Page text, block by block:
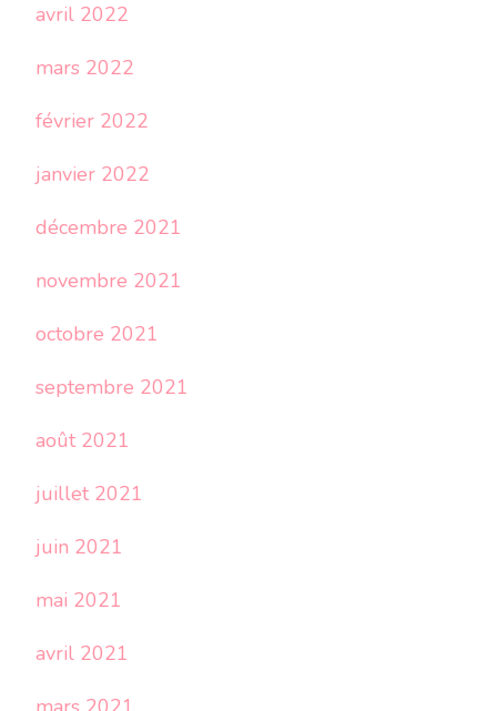
avril 2022
mars 2022
février 2022
janvier 2022
décembre 2021
novembre 2021
octobre 2021
septembre 2021
août 2021
juillet 2021
juin 2021
mai 2021
avril 2021